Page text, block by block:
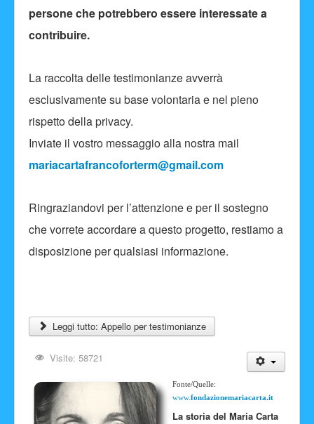
persone che potrebbero essere interessate a
contribuire.
La raccolta delle testimonianze avverrà
esclusivamente su base volontaria e nel pieno
rispetto della privacy.
Inviate il vostro messaggio alla nostra mail
mariacartafrancoforterm@gmail.com
Ringraziandovi per l’attenzione e per il sostegno
che vorrete accordare a questo progetto, restiamo a
disposizione per qualsiasi informazione.
Leggi tutto: Appello per testimonianze
Visite: 58721
Fonte/Quelle:
www.fondazionemariacarta.it
La storia del Maria Carta